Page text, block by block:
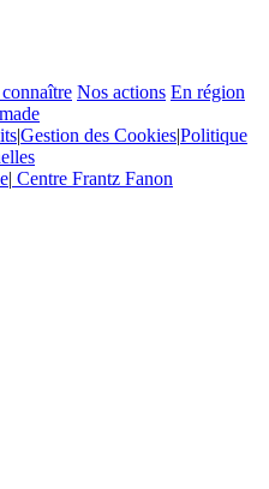
Nos actions En région
|Gestion des Cookies|Politique
| Centre Frantz Fanon